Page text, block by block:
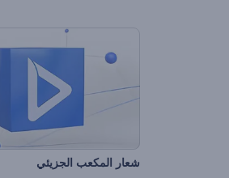
شعار المكعب الجزيئي